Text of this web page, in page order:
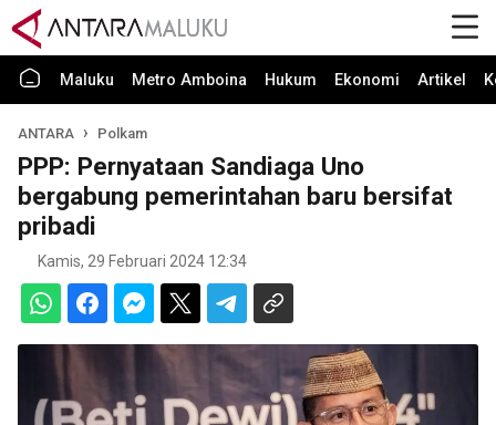
Maluku Metro Amboina Hukum Ekonomi Artikel
ANTARA Polkam
PPP: Pernyataan Sandiaga Uno
bergabung pemerintahan baru bersifat
pribadi
Kamis, 29 Februari 2024 12:34